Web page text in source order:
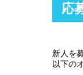
応
新人を
以下の